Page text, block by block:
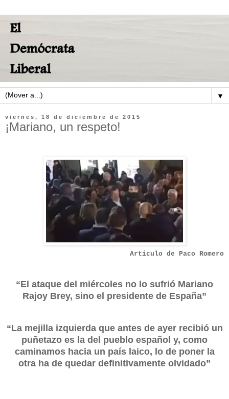
▼
viernes, 18 de diciembre de 2015
¡Mariano, un respeto!
Artículo de Paco Romero
“El ataque del miércoles no lo sufrió Mariano
Rajoy Brey, sino el presidente de España”
“La mejilla izquierda que antes de ayer recibió un
puñetazo es la del pueblo español y, como
caminamos hacia un país laico, lo de poner la
otra ha de quedar definitivamente olvidado”